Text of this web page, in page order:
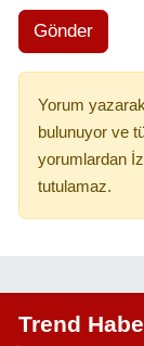
Gönder
Yorum yazarak
bulunuyor ve
yorumlardan
tutulamaz.
Trend